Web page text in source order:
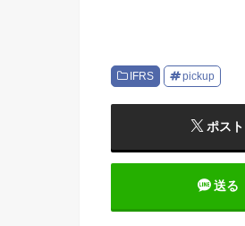
IFRS pickup
ポスト
送る